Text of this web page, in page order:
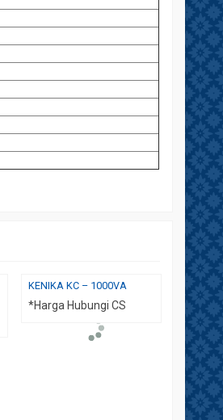
KENIKA KC – 1000VA
*Harga Hubungi CS